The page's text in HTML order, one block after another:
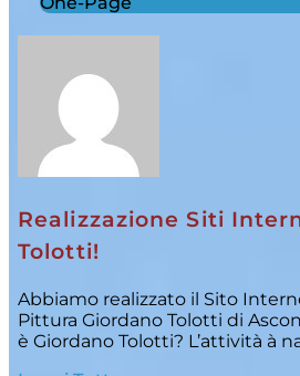
Realizzazione Siti
Tolotti!
Abbiamo realizzato il Sito
Pittura Giordano Tolotti di
è Giordano Tolotti? L’attività à